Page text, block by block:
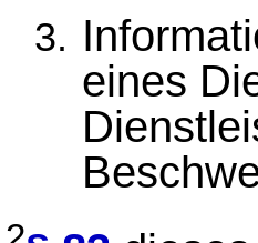
eines